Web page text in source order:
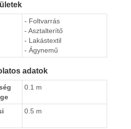
- Foltvarrás
- Asztalterítő
- Lakástextil
- Ágynemű
adatok
0.1 m
0.5 m